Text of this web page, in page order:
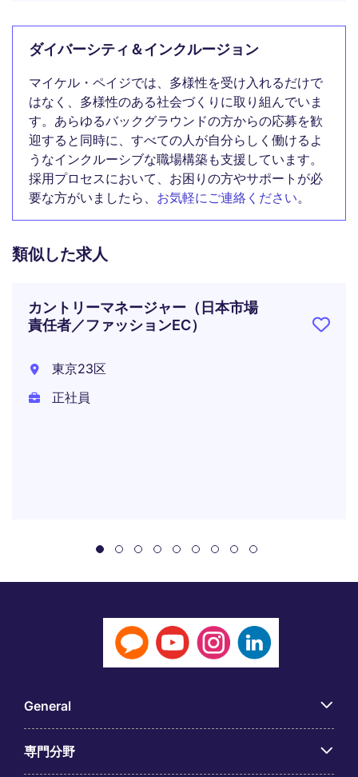
ダイバーシティ＆インクルージョン
マイケル・ペイジでは、多様性を受け入れるだけで
はなく、多様性のある社会づくりに取り組んでいま
す。あらゆるバックグラウンドの方からの応募を歓
迎すると同時に、すべての人が自分らしく働けるよ
うなインクルーシブな職場構築も支援しています。
採用プロセスにおいて、お困りの方やサポートが必
要な方がいましたら、 お気軽にご連絡ください。
類似した求人
カントリーマネージャー（日本市場
責任者／ファッションEC）
東京23区
正社員
General
専門分野